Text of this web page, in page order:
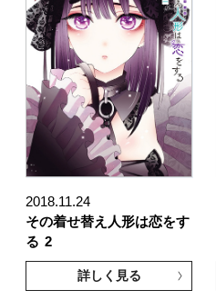
2018.11.24
その着せ替え人形は恋をす
る 2
詳しく見る